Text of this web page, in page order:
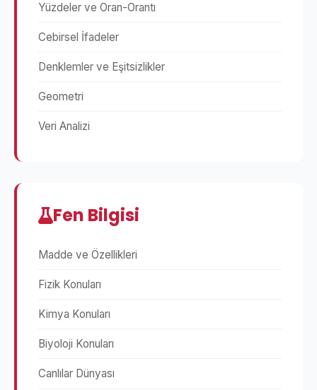
Yüzdeler ve Oran-Orantı
Cebirsel İfadeler
Denklemler ve Eşitsizlikler
Geometri
Veri Analizi
Fen Bilgisi
Madde ve Özellikleri
Fizik Konuları
Kimya Konuları
Biyoloji Konuları
Canlılar Dünyası